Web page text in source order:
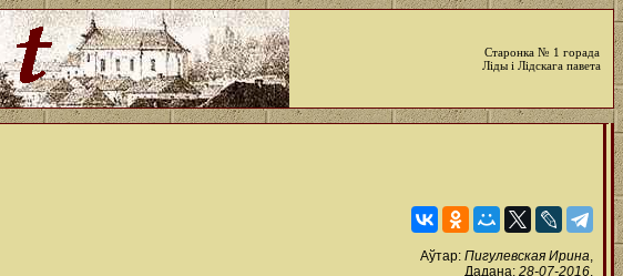
Старонка № 1 горада
Ліды і Лідскага павета
Аўтар: Пигулевская Ирина,
Дадана: 28-07-2016,